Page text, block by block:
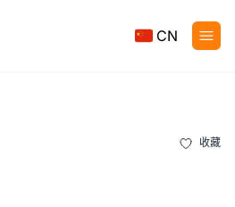
CN
收藏